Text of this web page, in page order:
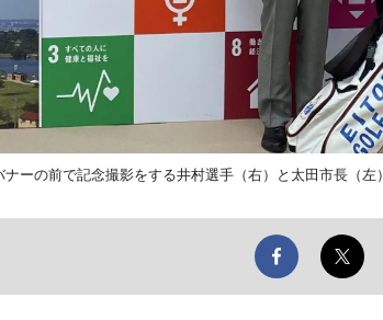
ーの前で記念撮影をする井村選手（右）と太田市長（左）